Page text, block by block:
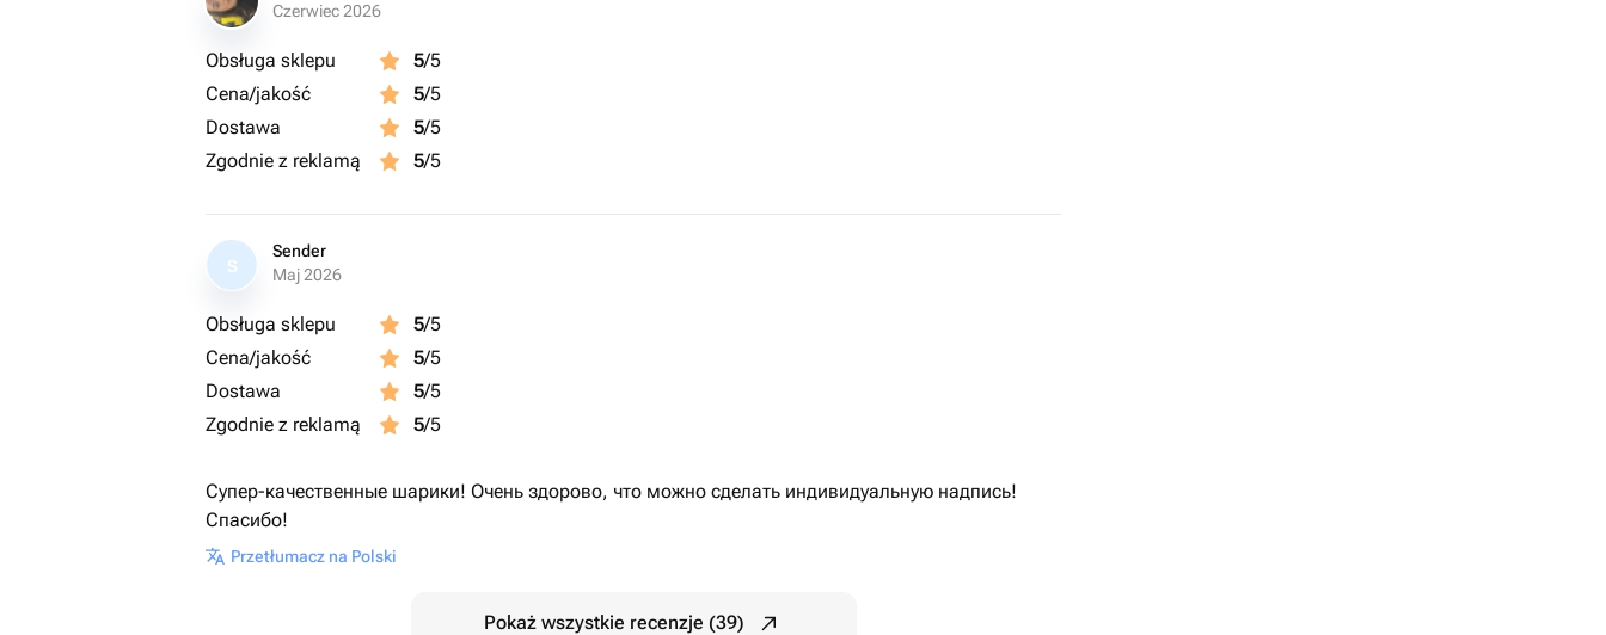
Czerwiec 2026
Obsługa sklepu 5/5
Cena/jakość
5/5
Dostawa
5/5
Zgodnie z reklamą
5/5
S
Sender
Maj 2026
Obsługa sklepu 5/5
Cena/jakość
5/5
Dostawa
5/5
Zgodnie z reklamą
5/5
Супер-качественные шарики! Очень здорово, что можно сделать индивидуальную надпись!
Спасибо!
Przetłumacz na Polski
Pokaż wszystkie recenzje (39)